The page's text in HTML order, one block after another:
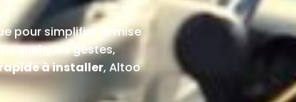
pour simplifier la mise
quelques gestes,
à installer, Altoo